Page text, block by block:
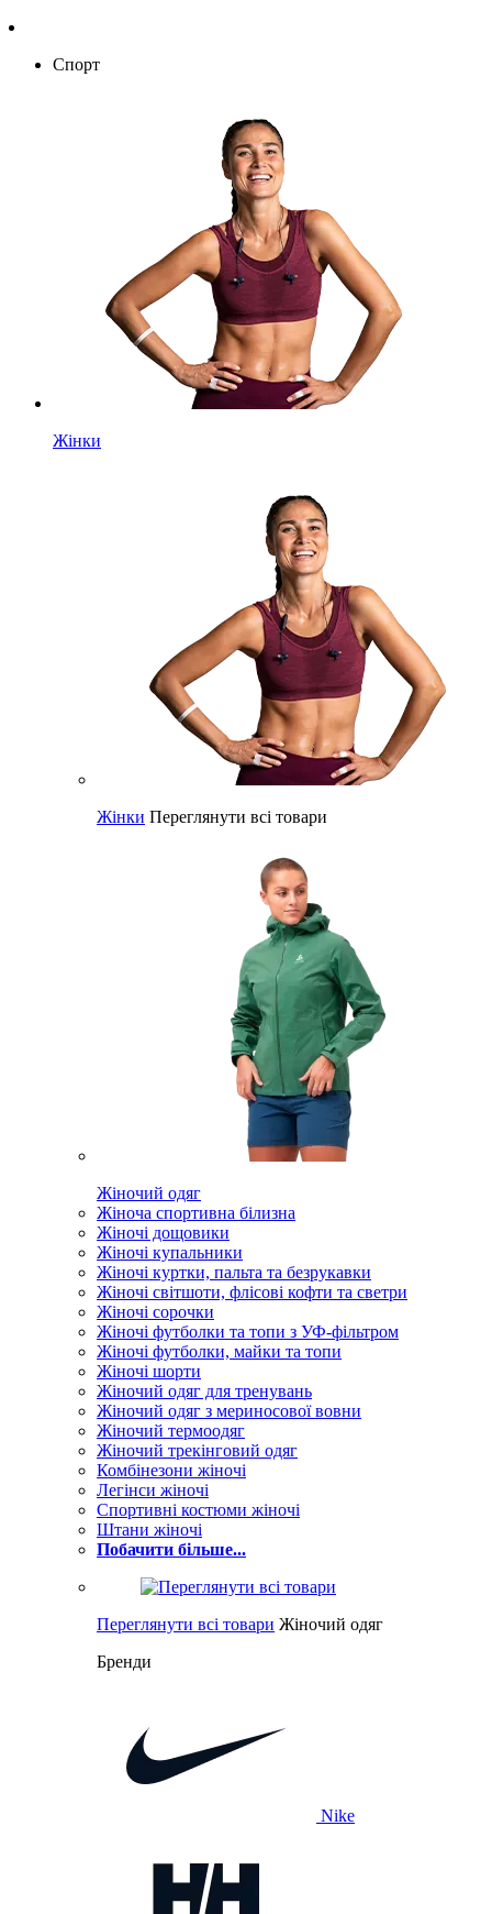
Спорт
Жінки
Жінки Переглянути всі товари
Жіночий одяг
Жіноча спортивна білизна
Жіночі дощовики
Жіночі купальники
Жіночі куртки, пальта та безрукавки
Жіночі світшоти, флісові кофти та светри
Жіночі сорочки
Жіночі футболки та топи з УФ-фільтром
Жіночі футболки, майки та топи
Жіночі шорти
Жіночий одяг для тренувань
Жіночий одяг з мериносової вовни
Жіночий термоодяг
Жіночий трекінговий одяг
Комбінезони жіночі
Легінси жіночі
Спортивні костюми жіночі
Штани жіночі
Побачити більше...
Переглянути всі товари Жіночий одяг
Бренди
Nike